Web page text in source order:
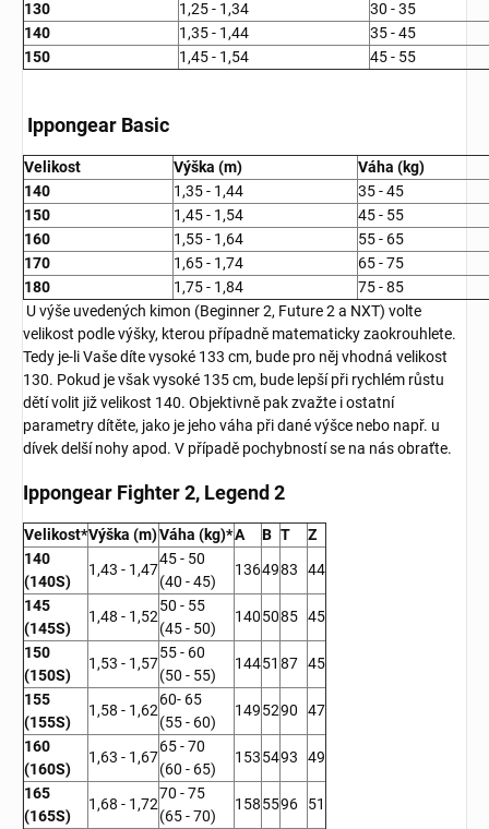
130 1,25 - 1,34
30 - 35
140
1,35 - 1,44
35 - 45
150
1,45 - 1,54 45 - 55
Ippongear Basic
Velikost Výška (m)
Váha (kg)
140
1,35 - 1,44
35 - 45
150
1,45 - 1,54
45 - 55
160
1,55 - 1,64
55 - 65
170
1,65 - 1,74
65 - 75
180
1,75 - 1,84
75 - 85
U výše uvedených kimon (Beginner 2, Future 2 a NXT) volte
velikost podle výšky, kterou případně matematicky zaokrouhlete.
Tedy je-li Vaše díte vysoké 133 cm, bude pro něj vhodná velikost
130. Pokud je však vysoké 135 cm, bude lepší při rychlém růstu
dětí volit již velikost 140. Objektivně pak zvažte i ostatní
parametry dítěte, jako je jeho váha při dané výšce nebo např. u
dívek delší nohy apod. V případě pochybností se na nás obraťte.
Ippongear Fighter 2, Legend 2
Velikost*Výška (m)Váha (kg)*A B T
Z
140
(140S)
1,43 - 1,47
45 - 50
(40 - 45)
1364983 44
145
(145S)
1,48 - 1,52
50 - 55
(45 - 50)
1405085 45
150
(150S)
1,53 - 1,57
55 - 60
(50 - 55)
14451 87 45
155
(155S)
1,58 - 1,62
60- 65
(55 - 60)
1495290 47
160
(160S)
1,63 - 1,67
65 - 70
(60 - 65)
1535493 49
165
(165S)
1,68 - 1,72
70 - 75
(65 - 70)
1585596 51